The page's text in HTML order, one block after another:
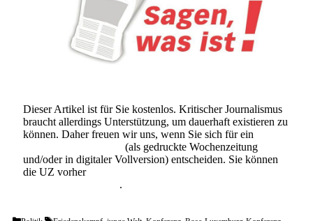
Dieser Artikel ist für Sie kostenlos. Kritischer Journalismus
braucht allerdings Unterstützung, um dauerhaft existieren zu
können. Daher freuen wir uns, wenn Sie sich für ein
(als gedruckte Wochenzeitung
und/oder in digitaler Vollversion) entscheiden. Sie können
die UZ vorher
.